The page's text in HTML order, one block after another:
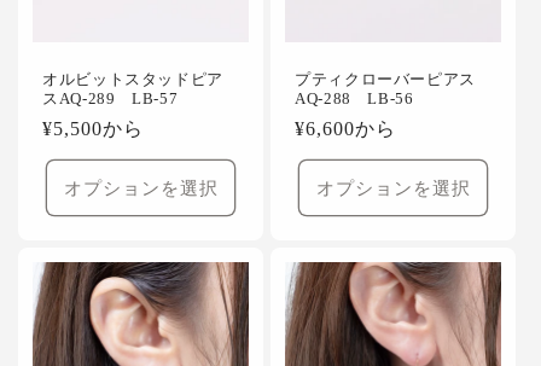
オルビットスタッドピア
スAQ-289 LB-57
通
常
格
¥5,500から
オプションを選択
プティクローバーピアス
AQ-288 LB-56
通
常
格
¥6,600から
オプションを選択